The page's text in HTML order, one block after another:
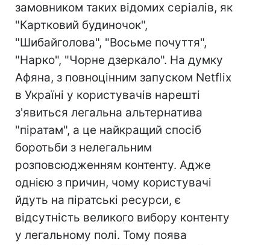
замовником таких відомих серіалів, як
"Картковий будиночок",
"Шибайголова", "Восьме почуття",
"Нарко", "Чорне дзеркало". На думку
Афяна, з повноцінним запуском Netflix
в Україні у користувачів нарешті
з'явиться легальна альтернатива
"піратам", а це найкращий спосіб
боротьби з нелегальним
розповсюдженням контенту. Адже
однією з причин, чому користувачі
йдуть на піратські ресурси, є
відсутність великого вибору контенту
у легальному полі. Тому поява